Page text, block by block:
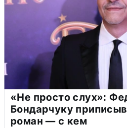
«Не просто слух»:
Бондарчуку
роман — с кем